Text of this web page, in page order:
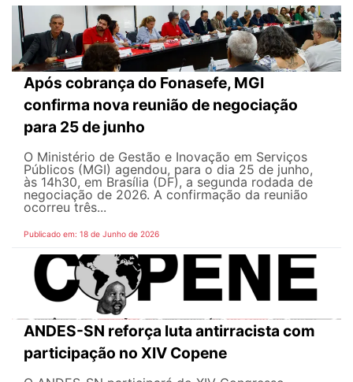
Após cobrança do Fonasefe, MGI
confirma nova reunião de negociação
para 25 de junho
O Ministério de Gestão e Inovação em Serviços
Públicos (MGI) agendou, para o dia 25 de junho,
às 14h30, em Brasília (DF), a segunda rodada de
negociação de 2026. A confirmação da reunião
ocorreu três...
Publicado em: 18 de Junho de 2026
ANDES-SN reforça luta antirracista com
participação no XIV Copene